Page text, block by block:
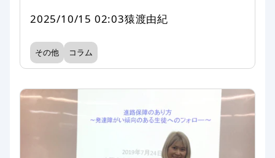
2025/10/15 02:03猿渡由紀
その他 コラム